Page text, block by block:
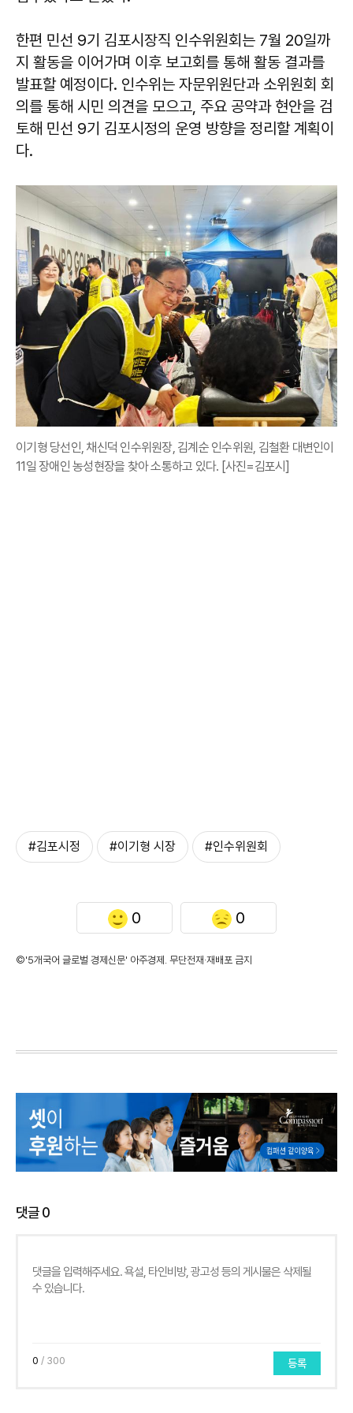
한편 민선 9기 김포시장직 인수위원회는 7월 20일까
지 활동을 이어가며 이후 보고회를 통해 활동 결과를
발표할 예정이다. 인수위는 자문위원단과 소위원회 회
의를 통해 시민 의견을 모으고, 주요 공약과 현안을 검
토해 민선 9기 김포시정의 운영 방향을 정리할 계획이
다.
이기형 당선인, 채신덕 인수위원장, 김계순 인수위원, 김철환 대변인이
11일 장애인 농성현장을 찾아 소통하고 있다. [사진=김포시]
#김포시정 #이기형 시장 #인수위원회
0 0
©'5개국어 글로벌 경제신문' 아주경제. 무단전재·재배포 금지
댓글0
0 / 300 등록